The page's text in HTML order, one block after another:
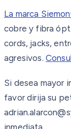
La marca
cobre y fibra
cords, jacks,
agresivos.
Si desea mayor
favor dirija su
inmediata.